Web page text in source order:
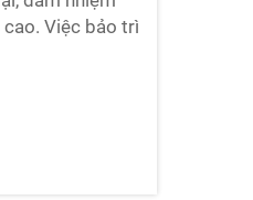
Việc bảo trì